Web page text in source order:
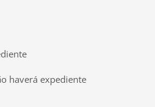
haverá expediente